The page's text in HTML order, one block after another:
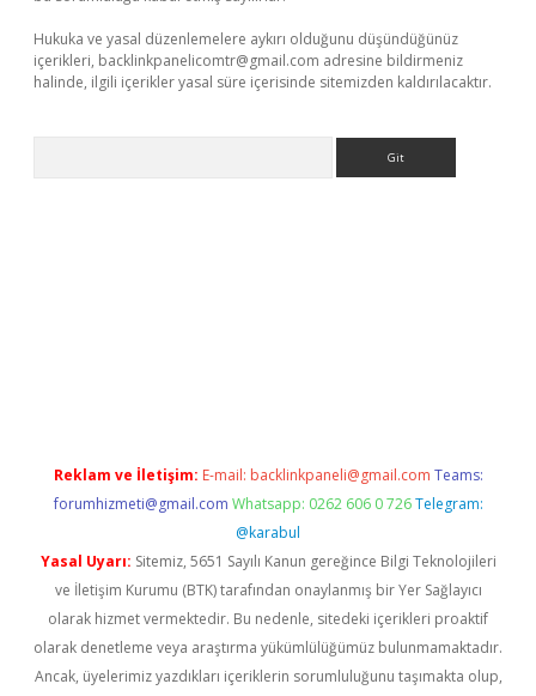
Hukuka ve yasal düzenlemelere aykırı olduğunu düşündüğünüz
içerikleri, backlinkpanelicomtr@gmail.com adresine bildirmeniz
halinde, ilgili içerikler yasal süre içerisinde sitemizden kaldırılacaktır.
Reklam ve İletişim: E-mail: backlinkpaneli@gmail.com Teams:
forumhizmeti@gmail.com Whatsapp: 0262 606 0 726 Telegram:
@karabul
Yasal Uyarı: Sitemiz, 5651 Sayılı Kanun gereğince Bilgi Teknolojileri
ve İletişim Kurumu (BTK) tarafından onaylanmış bir Yer Sağlayıcı
olarak hizmet vermektedir. Bu nedenle, sitedeki içerikleri proaktif
olarak denetleme veya araştırma yükümlülüğümüz bulunmamaktadır.
Ancak, üyelerimiz yazdıkları içeriklerin sorumluluğunu taşımakta olup,